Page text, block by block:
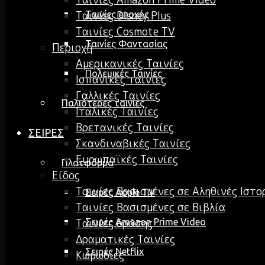
Ταινίες εποχής
Ταινίες Φαντασίας
Πολεμικές Ταινίες
Παλιότερες ταινίες
ΣΕΙΡΕΣ
Πλατφόρμα
Σειρές Apple TV
Σειρές Amazon Prime Video
Σειρές Netflix
Ταινίες Disney Plus
Ταινίες Cosmote TV
Περιοχή
Αμερικανικές Ταινίες
Ισπανικές ταινίες
Γαλλικές Ταινίες
Ιταλικές Ταινίες
Βρετανικές Ταινίες
Σκανδιναβικές Ταινίες
Ευρωπαϊκές Ταινίες
Είδος
Ταινίες Βασισμένες σε Αληθινές
Ταινίες Βασισμένες σε Βιβλία
Ταινίες δράσης
Δραματικές Ταινίες
Κωμωδίες